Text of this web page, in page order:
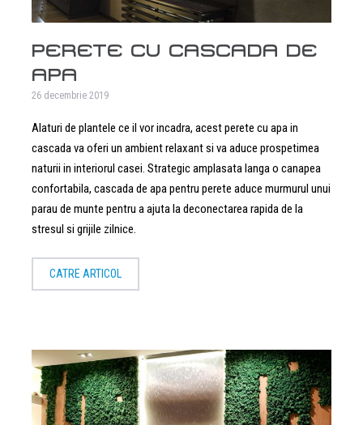
PERETE CU CASCADA DE
APA
26 decembrie 2019
Alaturi de plantele ce il vor incadra, acest perete cu apa in
cascada va oferi un ambient relaxant si va aduce prospetimea
naturii in interiorul casei. Strategic amplasata langa o canapea
confortabila, cascada de apa pentru perete aduce murmurul unui
parau de munte pentru a ajuta la deconectarea rapida de la
stresul si grijile zilnice.
CATRE ARTICOL